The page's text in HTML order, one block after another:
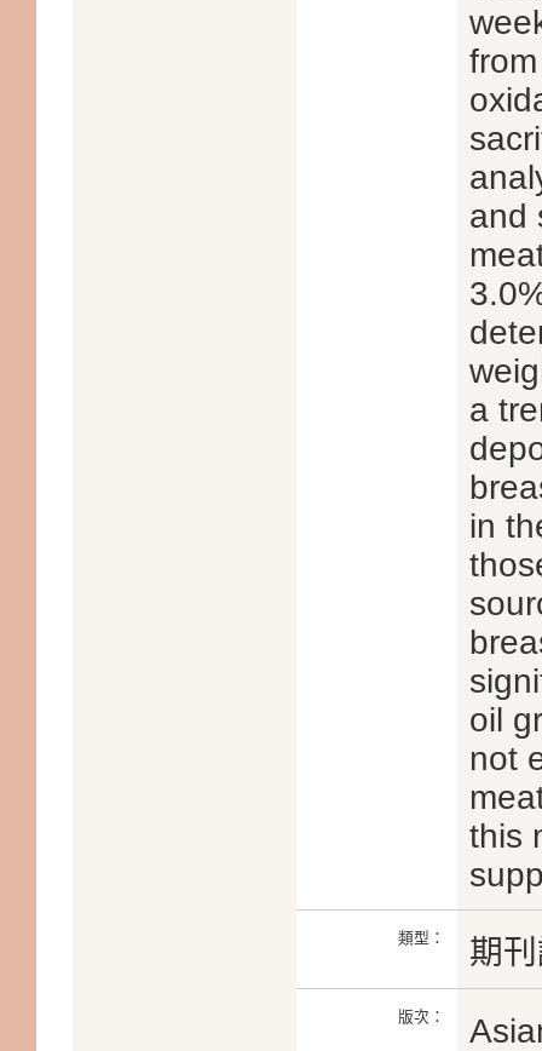
and
a
in
oil
not
this
類型： 期
版次：